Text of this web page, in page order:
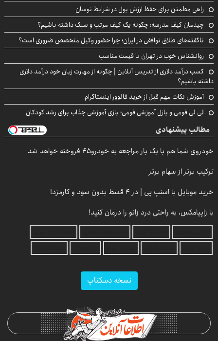
راهی مطمئن برای حفظ ارزش پول در شرایط نوسان
چیدمان کیف مدرسه؛ چگونه یک کیف مرتب و سبک داشته باشیم؟
ناگفته‌های طلاق توافقی در ایران؛ چرا حضور وکیل متخصص ضروری است؟
روانشناس خوب در تهران با قیمت مناسب
کسب درآمد دلاری از تدریس آنلاین | چگونه از مهارت زبان خود درآمد دلاری
داشته باشیم؟
آموزش نکات مهم قبل از خرید فالوور اینستاگرام
لی لی فومی و پازل آموزشی فومی؛ بازی آموزشی جذاب برای رشد کودکان
مطالب پیشنهادی
خودروی شما هم با یک بار مراجعه به خودرو45 فروخته خواهد شد
ترکیب برتر از سهام برتر
خرید موبایل با اسنپ پی | در ۴ قسط بدون سود و کارمزد!
با زاپیامکس، به راحتی درد زانو را درمان کنید!
نسخه دسکتاپ